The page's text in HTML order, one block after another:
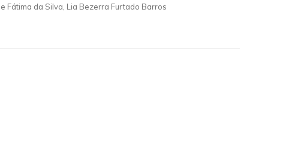
Fátima da Silva, Lia Bezerra Furtado Barros